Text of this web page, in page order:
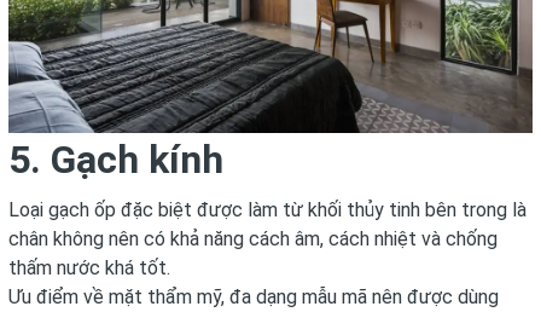
5. Gạch kính
Loại gạch ốp đặc biệt được làm từ khối thủy tinh bên trong là
chân không nên có khả năng cách âm, cách nhiệt và chống
thấm nước khá tốt.
Ưu điểm về mặt thẩm mỹ, đa dạng mẫu mã nên được dùng